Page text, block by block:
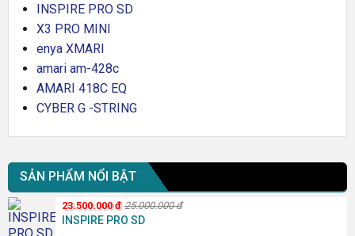
INSPIRE PRO SD
X3 PRO MINI
enya XMARI
amari am-428c
AMARI 418C EQ
CYBER G -STRING
SẢN PHẨM NỔI BẬT
23.500.000 đ 25.000.000 đ
INSPIRE PRO SD